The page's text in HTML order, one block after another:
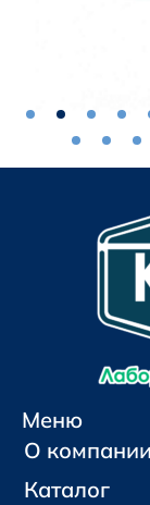
Меню
О компании
Каталог